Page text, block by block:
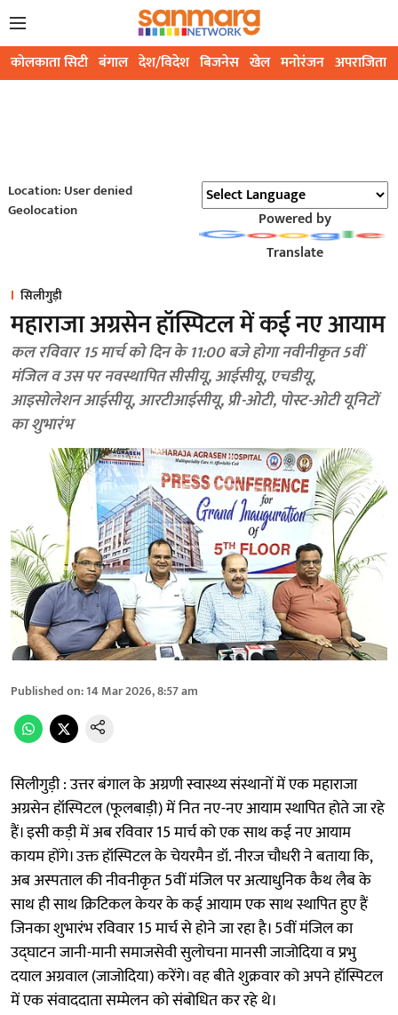
कोलकाता सिटी बंगाल देश/विदेश बिजनेस खेल मनोरंजन अपराजिता
Location: User denied
Geolocation
Powered by
Translate
सिलीगुड़ी
महाराजा अग्रसेन हॉस्पिटल में कई नए आयाम
कल रविवार 15 मार्च को दिन के 11:00 बजे होगा नवीनीकृत 5वीं
मंजिल व उस पर नवस्थापित सीसीयू, आईसीयू, एचडीयू,
आइसोलेशन आईसीयू, आरटीआईसीयू, प्री-ओटी, पोस्ट-ओटी यूनिटों
का शुभारंभ
Published on:14 Mar 2026, 8:57 am
सिलीगुड़ी : उत्तर बंगाल के अग्रणी स्वास्थ्य संस्थानों में एक महाराजा
अग्रसेन हॉस्पिटल (फूलबाड़ी) में नित नए-नए आयाम स्थापित होते जा रहे
हैं। इसी कड़ी में अब रविवार 15 मार्च को एक साथ कई नए आयाम
कायम होंगे। उक्त हॉस्पिटल के चेयरमैन डॉ. नीरज चौधरी ने बताया कि,
अब अस्पताल की नीवनीकृत 5वीं मंजिल पर अत्याधुनिक कैथ लैब के
साथ ही साथ क्रिटिकल केयर के कई आयाम एक साथ स्थापित हुए हैं
जिनका शुभारंभ रविवार 15 मार्च से होने जा रहा है। 5वीं मंजिल का
उद्घाटन जानी-मानी समाजसेवी सुलोचना मानसी जाजोदिया व प्रभु
दयाल अग्रवाल (जाजोदिया) करेंगे। वह बीते शुक्रवार को अपने हॉस्पिटल
में एक संवाददाता सम्मेलन को संबोधित कर रहे थे।